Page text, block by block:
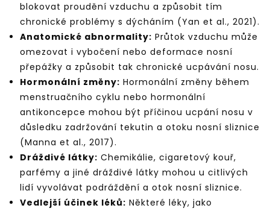
blokovat proudění vzduchu a způsobit tím
chronické problémy s dýcháním (Yan et al., 2021).
Anatomické abnormality: Průtok vzduchu může
omezovat i vybočení nebo deformace nosní
přepážky a způsobit tak chronické ucpávání nosu.
Hormonální změny: Hormonální změny během
menstruačního cyklu nebo hormonální
antikoncepce mohou být příčinou ucpání nosu v
důsledku zadržování tekutin a otoku nosní sliznice
(Manna et al., 2017).
Dráždivé látky: Chemikálie, cigaretový kouř,
parfémy a jiné dráždivé látky mohou u citlivých
lidí vyvolávat podráždění a otok nosní sliznice.
Vedlejší účinek léků: Některé léky, jako